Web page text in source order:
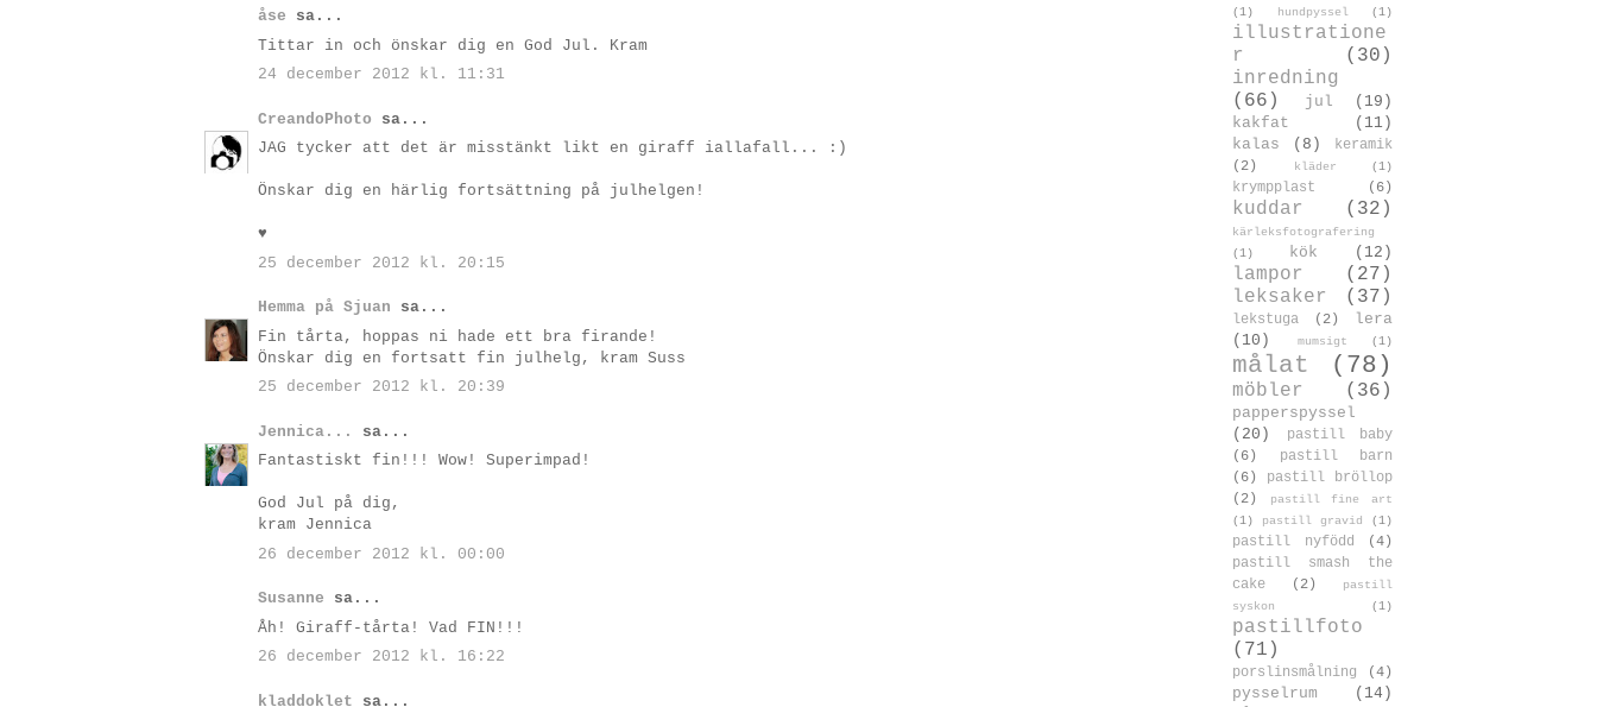
åse sa...
Tittar in och önskar dig en God Jul. Kram
24 december 2012 kl. 11:31
CreandoPhoto sa...
JAG tycker att det är misstänkt likt en giraff iallafall... :)
Önskar dig en härlig fortsättning på julhelgen!
♥
25 december 2012 kl. 20:15
Hemma på Sjuan sa...
Fin tårta, hoppas ni hade ett bra firande!
Önskar dig en fortsatt fin julhelg, kram Suss
25 december 2012 kl. 20:39
Jennica...
sa...
Fantastiskt fin!!! Wow! Superimpad!
God Jul på dig,
kram Jennica
26 december 2012 kl. 00:00
Susanne sa...
Åh! Giraff-tårta! Vad FIN!!!
26 december 2012 kl. 16:22
kladdoklet sa...
(1)
hundpyssel (1)
illustratione
r
(30)
inredning
(66)
jul
(19)
kakfat
(11)
kalas
(8)
keramik
(2)
kläder (1)
krympplast (6)
kuddar (32)
kärleksfotografering
(1)
kök (12)
lampor
(27)
leksaker
(37)
lekstuga (2)
lera
(10)
mumsigt (1)
målat (78)
möbler (36)
papperspyssel
(20)
pastill baby
(6)
pastill barn
(6)
pastill bröllop
(2)
pastill fine art
(1)
pastill gravid (1)
pastill nyfödd
(4)
pastill smash the
cake
(2)
pastill
syskon
(1)
pastillfoto
(71)
porslinsmålning (4)
pysselrum
(14)